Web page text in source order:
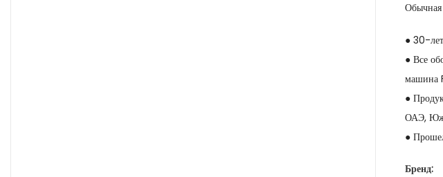
● 30-
● Все
машина
●
ОАЭ,
●
Бренд: